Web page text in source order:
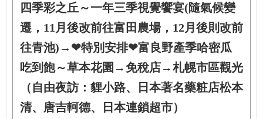
四季彩之丘～一年三季視覺饗宴(隨氣候變
遷，11月後改前往富田農場，12月後則改前
往青池)→❤特別安排❤富良野產季哈密瓜
吃到飽～草本花園→免稅店→札幌市區觀光
（自由夜訪：貍小路、日本著名藥粧店松本
清、唐吉軻德、日本連鎖超市）